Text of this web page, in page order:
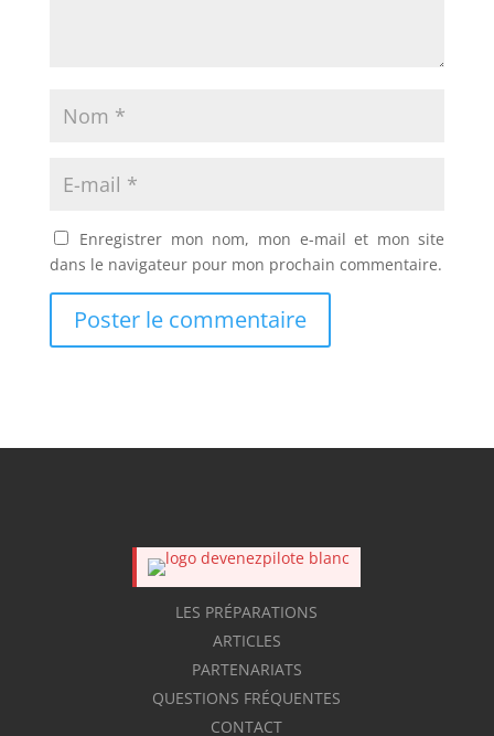
Enregistrer mon nom, mon e-mail et mon site
dans le navigateur pour mon prochain commentaire.
LES PRÉPARATIONS
ARTICLES
PARTENARIATS
QUESTIONS FRÉQUENTES
CONTACT